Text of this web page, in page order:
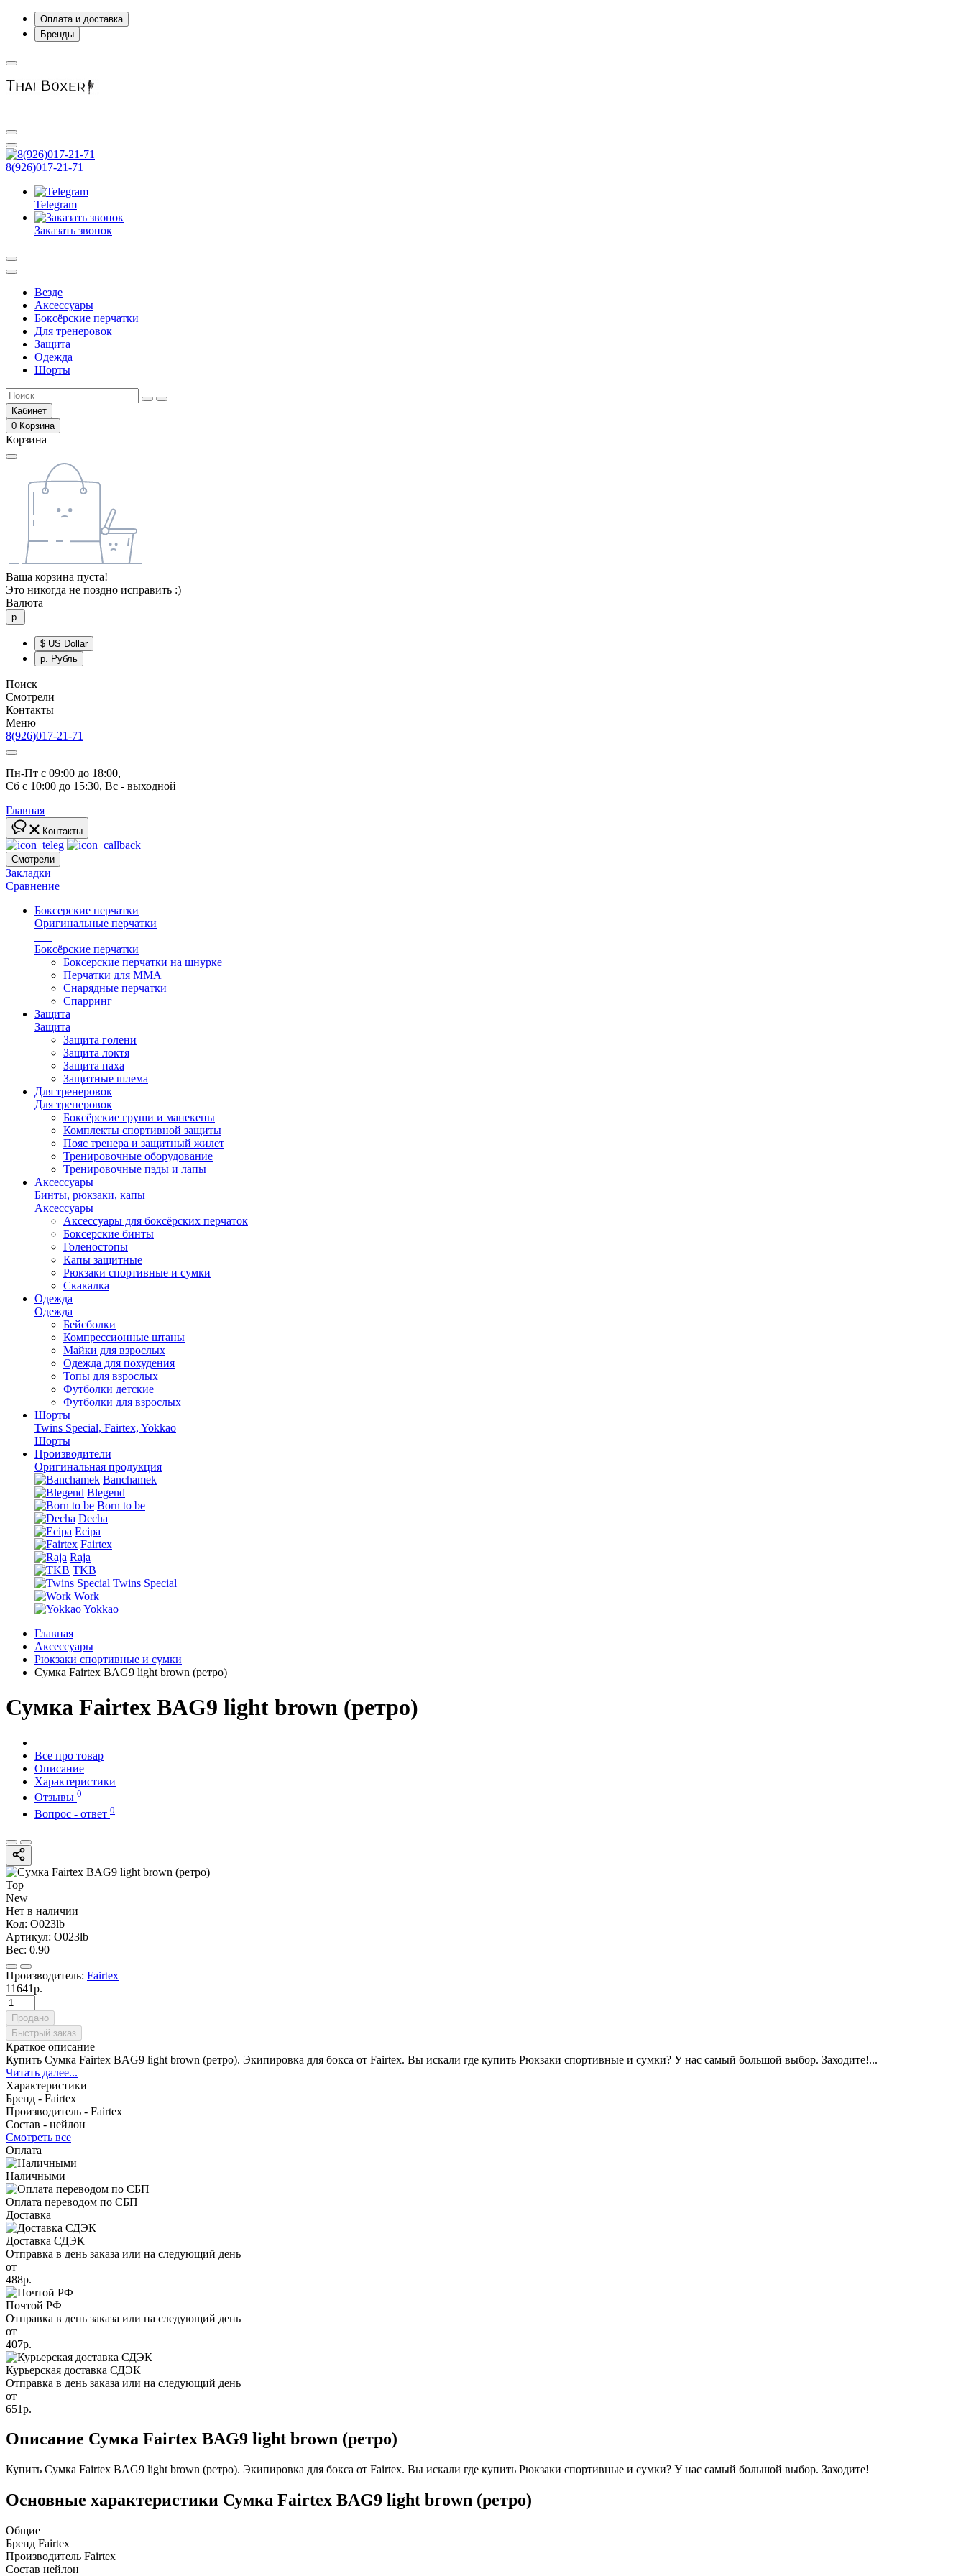
Оплата и доставка
Бренды
8(926)017-21-71
Telegram
Заказать звонок
Везде
Аксессуары
Боксёрские перчатки
Для тренеровок
Защита
Одежда
Шорты
Кабинет
0 Корзина
Корзина
Ваша корзина пуста!
Это никогда не поздно исправить :)
Валюта
р.
$ US Dollar
р. Рубль
Поиск
Смотрели
Контакты
Меню
8(926)017-21-71
Пн-Пт с 09:00 до 18:00,
Сб с 10:00 до 15:30, Вс - выходной
Главная
Контакты
Смотрели
Закладки
Сравнение
Боксерские перчатки
Оригинальные перчатки
Боксёрские перчатки
Боксерские перчатки на шнурке
Перчатки для ММА
Снарядные перчатки
Спарринг
Защита
Защита
Защита голени
Защита локтя
Защита паха
Защитные шлема
Для тренеровок
Для тренеровок
Боксёрские груши и манекены
Комплекты спортивной защиты
Пояс тренера и защитный жилет
Тренировочные оборудование
Тренировочные пэды и лапы
Аксессуары
Бинты, рюкзаки, капы
Аксессуары
Аксессуары для боксёрских перчаток
Боксерские бинты
Голеностопы
Капы защитные
Рюкзаки спортивные и сумки
Скакалка
Одежда
Одежда
Бейсболки
Компрессионные штаны
Майки для взрослых
Одежда для похудения
Топы для взрослых
Футболки детские
Футболки для взрослых
Шорты
Twins Special, Fairtex, Yokkao
Шорты
Производители
Оригинальная продукция
Banchamek
Blegend
Born to be
Decha
Ecipa
Fairtex
Raja
TKB
Twins Special
Work
Yokkao
Главная
Аксессуары
Рюкзаки спортивные и сумки
Сумка Fairtex BAG9 light brown (ретро)
Сумка Fairtex BAG9 light brown (ретро)
Все про товар
Описание
Характеристики
Отзывы 0
Вопрос - ответ 0
Top
New
Нет в наличии
Код: O023lb
Артикул: O023lb
Вес: 0.90
Производитель: Fairtex
11641р.
Продано
Быстрый заказ
Краткое описание
Купить Сумка Fairtex BAG9 light brown (ретро). Экипировка для бокса от Fairtex. Вы искали где купить Рюкзаки спортивные и сумки? У нас самый большой выбор. Заходите!...
Читать далее...
Характеристики
Бренд - Fairtex
Производитель - Fairtex
Состав - нейлон
Смотреть все
Оплата
Наличными
Оплата переводом по СБП
Доставка
Доставка СДЭК
Отправка в день заказа или на следующий день
от
488р.
Почтой РФ
Отправка в день заказа или на следующий день
от
407р.
Курьерская доставка СДЭК
Отправка в день заказа или на следующий день
от
651р.
Описание Сумка Fairtex BAG9 light brown (ретро)
Купить Сумка Fairtex BAG9 light brown (ретро). Экипировка для бокса от Fairtex. Вы искали где купить Рюкзаки спортивные и сумки? У нас самый большой выбор. Заходите!
Основные характеристики Сумка Fairtex BAG9 light brown (ретро)
Общие
Бренд Fairtex
Производитель Fairtex
Состав нейлон